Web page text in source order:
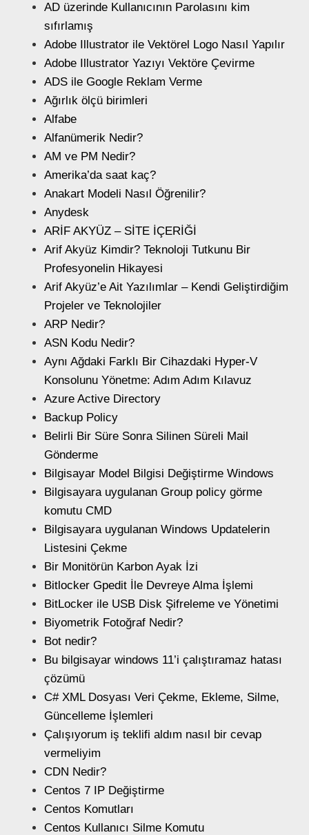
AD üzerinde Kullanıcının Parolasını kim
sıfırlamış
Adobe Illustrator ile Vektörel Logo Nasıl Yapılır
Adobe Illustrator Yazıyı Vektöre Çevirme
ADS ile Google Reklam Verme
Ağırlık ölçü birimleri
Alfabe
Alfanümerik Nedir?
AM ve PM Nedir?
Amerika’da saat kaç?
Anakart Modeli Nasıl Öğrenilir?
Anydesk
ARİF AKYÜZ – SİTE İÇERİĞİ
Arif Akyüz Kimdir? Teknoloji Tutkunu Bir
Profesyonelin Hikayesi
Arif Akyüz’e Ait Yazılımlar – Kendi Geliştirdiğim
Projeler ve Teknolojiler
ARP Nedir?
ASN Kodu Nedir?
Aynı Ağdaki Farklı Bir Cihazdaki Hyper-V
Konsolunu Yönetme: Adım Adım Kılavuz
Azure Active Directory
Backup Policy
Belirli Bir Süre Sonra Silinen Süreli Mail
Gönderme
Bilgisayar Model Bilgisi Değiştirme Windows
Bilgisayara uygulanan Group policy görme
komutu CMD
Bilgisayara uygulanan Windows Updatelerin
Listesini Çekme
Bir Monitörün Karbon Ayak İzi
Bitlocker Gpedit İle Devreye Alma İşlemi
BitLocker ile USB Disk Şifreleme ve Yönetimi
Biyometrik Fotoğraf Nedir?
Bot nedir?
Bu bilgisayar windows 11’i çalıştıramaz hatası
çözümü
C# XML Dosyası Veri Çekme, Ekleme, Silme,
Güncelleme İşlemleri
Çalışıyorum iş teklifi aldım nasıl bir cevap
vermeliyim
CDN Nedir?
Centos 7 IP Değiştirme
Centos Komutları
Centos Kullanıcı Silme Komutu